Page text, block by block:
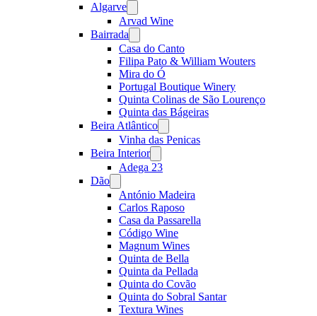
Algarve
menu
Arvad Wine
Bairrada
menu
Casa do Canto
Filipa Pato & William Wouters
Mira do Ó
Portugal Boutique Winery
Quinta Colinas de São Lourenço
Quinta das Bágeiras
Beira Atlântico
menu
Vinha das Penicas
Beira Interior
menu
Adega 23
Dão
menu
António Madeira
Carlos Raposo
Casa da Passarella
Código Wine
Magnum Wines
Quinta de Bella
Quinta da Pellada
Quinta do Covão
Quinta do Sobral Santar
Textura Wines